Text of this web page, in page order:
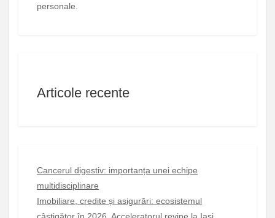
personale.
Articole recente
Cancerul digestiv: importanța unei echipe
multidisciplinare
Imobiliare, credite și asigurări: ecosistemul